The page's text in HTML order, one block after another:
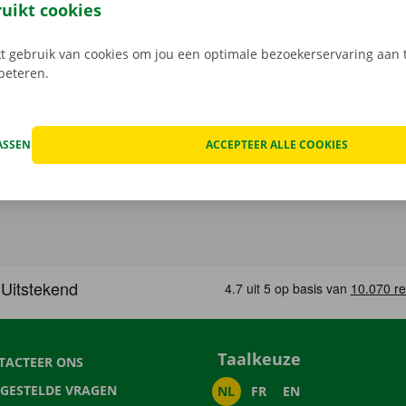
ONS
VRAGEN
Taalkeuze
NL FR EN
cookies
gebruik van cookies om jou een optimale bezoekerservaring
ACCEPTEER ALLE COOKIES